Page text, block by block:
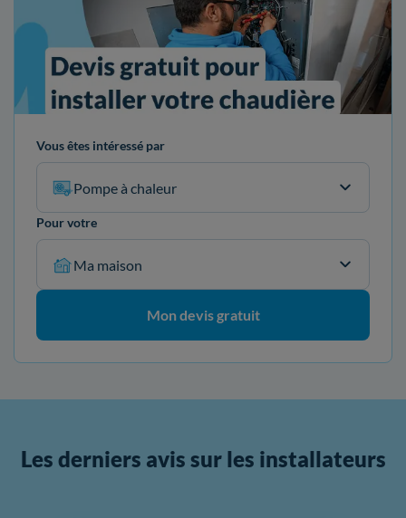
Vous êtes intéressé par
Pompe à chaleur
Pour votre
Ma maison
Mon devis gratuit
Les derniers avis sur les installateurs